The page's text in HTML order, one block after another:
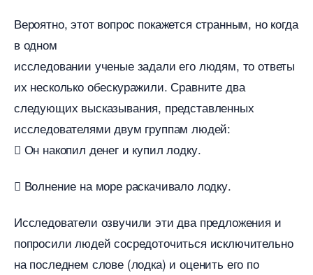
ероятно, этот вопрос покажется странным, но когда
одном
исследовании ученые задали его людям, то ответы
их несколько обескуражили. Сравните два
следующих высказывания, представленных
исследователями двум группам людей:
 Он накопил денег и купил лодку.
 Волнение на море раскачивало лодку.
Исследователи озвучили эти два предложения и
попросили людей сосредоточиться исключительно
на последнем слове (лодка) и оценить его по